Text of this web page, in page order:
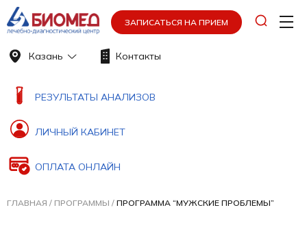
ЗАПИСАТЬСЯ НА ПРИЕМ
РЕЗУЛЬТАТЫ АНАЛИЗОВ
ЛИЧНЫЙ КАБИНЕТ
ОПЛАТА ОНЛАЙН
Казань Контакты
ГЛАВНАЯ / ПРОГРАММЫ / ПРОГРАММА “МУЖСКИЕ ПРОБЛЕМЫ”